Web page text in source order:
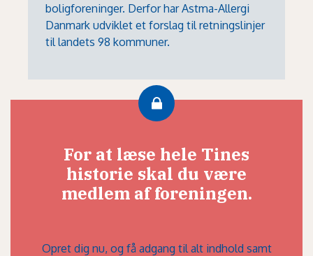
boligforeninger. Derfor har Astma-Allergi
Danmark udviklet et forslag til retningslinjer
til landets 98 kommuner.
For at læse hele Tines
historie skal du være
medlem af foreningen.
Opret dig nu, og få adgang til alt indhold samt